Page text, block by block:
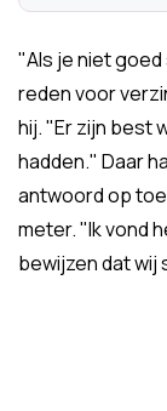
"Als je niet
reden voor
hij. "Er zijn best
hadden." Daar
antwoord op
meter. "Ik vond
bewijzen dat wij